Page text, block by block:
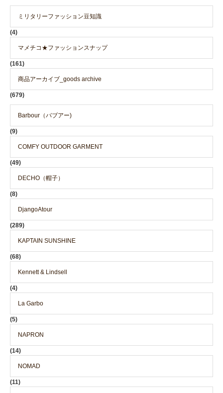
ミリタリーファッション豆知識
(4)
マメチコ★ファッションスナップ
(161)
商品アーカイブ_goods archive
(679)
Barbour（バブアー)
(9)
COMFY OUTDOOR GARMENT
(49)
DECHO（帽子）
(8)
DjangoAtour
(289)
KAPTAIN SUNSHINE
(68)
Kennett & Lindsell
(4)
La Garbo
(5)
NAPRON
(14)
NOMAD
(11)